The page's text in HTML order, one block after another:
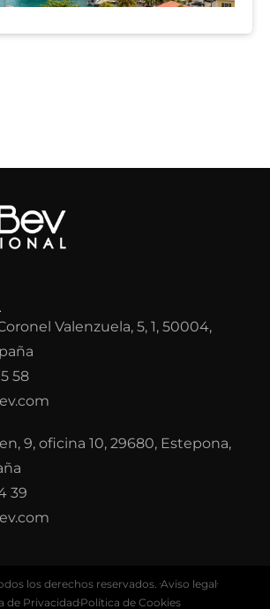
Valenzuela, 5, 1, 50004,
58
9, oficina 10, 29680, Estepona,
39
los derechos reservados. Aviso legal
de PrivacidadPolítica de Cookies